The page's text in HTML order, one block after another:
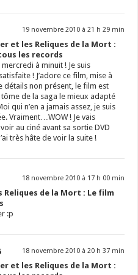
19 novembre 2010 à 21 h 29 min
et les Reliques de la Mort :
les records
mercredi à minuit ! Je suis
! J’adore ce film, mise à
détails non présent, le film est
de la saga le mieux adapté
qui n’en a jamais assez, je suis
Vraiment…WOW ! Je vais
au ciné avant sa sortie DVD
très hâte de voir la suite !
18 novembre 2010 à 17 h 00 min
de la Mort : Le film
:p
18 novembre 2010 à 20 h 37 min
et les Reliques de la Mort :